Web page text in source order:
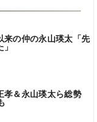
来の仲の永山瑛太「先
孝＆永山瑛太ら総勢